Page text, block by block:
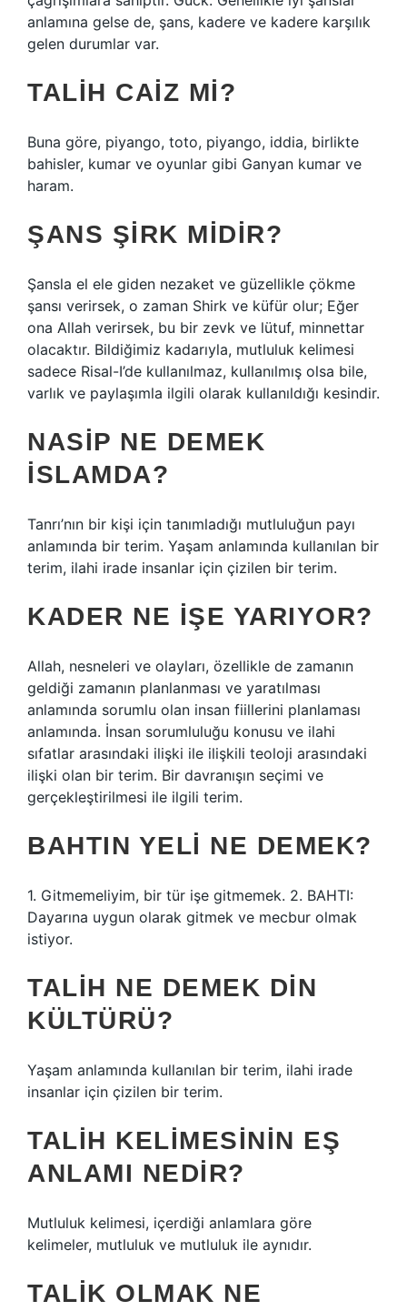
anlamına gelse de, şans, kadere ve kadere karşılık
gelen durumlar var.
TALIH CAIZ MI?
Buna göre, piyango, toto, piyango, iddia, birlikte
bahisler, kumar ve oyunlar gibi Ganyan kumar ve
haram.
ŞANS ŞIRK MIDIR?
Şansla el ele giden nezaket ve güzellikle çökme
şansı verirsek, o zaman Shirk ve küfür olur; Eğer
ona Allah verirsek, bu bir zevk ve lütuf, minnettar
olacaktır. Bildiğimiz kadarıyla, mutluluk kelimesi
sadece Risal-I’de kullanılmaz, kullanılmış olsa bile,
varlık ve paylaşımla ilgili olarak kullanıldığı kesindir.
NASIP NE DEMEK
ISLAMDA?
Tanrı’nın bir kişi için tanımladığı mutluluğun payı
anlamında bir terim. Yaşam anlamında kullanılan bir
terim, ilahi irade insanlar için çizilen bir terim.
KADER NE IŞE YARIYOR?
Allah, nesneleri ve olayları, özellikle de zamanın
geldiği zamanın planlanması ve yaratılması
anlamında sorumlu olan insan fiillerini planlaması
anlamında. İnsan sorumluluğu konusu ve ilahi
sıfatlar arasındaki ilişki ile ilişkili teoloji arasındaki
ilişki olan bir terim. Bir davranışın seçimi ve
gerçekleştirilmesi ile ilgili terim.
BAHTIN YELI NE DEMEK?
1. Gitmemeliyim, bir tür işe gitmemek. 2. BAHTI:
Dayarına uygun olarak gitmek ve mecbur olmak
istiyor.
TALIH NE DEMEK DIN
KÜLTÜRÜ?
Yaşam anlamında kullanılan bir terim, ilahi irade
insanlar için çizilen bir terim.
TALIH KELIMESININ EŞ
ANLAMI NEDIR?
Mutluluk kelimesi, içerdiği anlamlara göre
kelimeler, mutluluk ve mutluluk ile aynıdır.
TALIK OLMAK NE